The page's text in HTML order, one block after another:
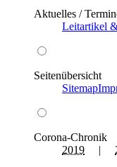
Aktuelles /
Leitartikel
Seitenübersicht
Sitemap
Corona-Chronik
2019 |